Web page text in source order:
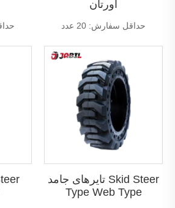
اورتان
حداقل سفارش: 20 عدد
تایرهای جامد Skid Steer
Type Web Type